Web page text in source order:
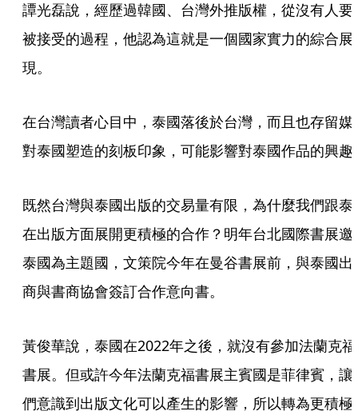
譚光磊說，經歷過韓國、台灣外推版權，從沒有人要
被接受的過程，他認為這就是一個國家實力的綜合展
現。
在台灣讀者心目中，泰國落後於台灣，而且也存留媒
對泰國塑造的刻板印象，可能影響對泰國作品的興趣
既然台灣與泰國出版的交易量有限，為什麼我們跟泰
在出版方面展開更積極的合作？明年台北國際書展邀
泰國為主題國，文策院今年在曼谷書展前，與泰國出
商與書商協會簽訂合作意向書。
黃俊華說，泰國在2022年之後，就沒有參加法蘭克福
書展。但或許今年法蘭克福書展主賓國是菲律賓，讓
們意識到出版文化可以產生的影響，所以轉為更積極